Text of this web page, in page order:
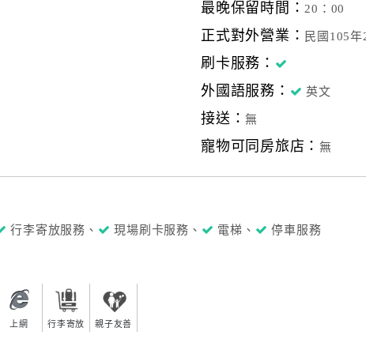
最晚保留時間：20：00
正式對外營業： 民國105年
刷卡服務：
外國語服務： 英文
接送：無
寵物可同房旅店： 無
行李寄放服務、 現場刷卡服務、 電梯、 停車服務
上網 行李寄放 親子友善